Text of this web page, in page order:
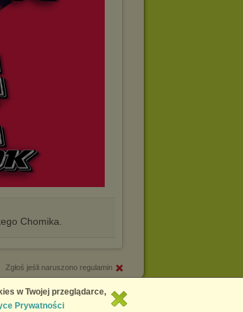
Chomika.
Zgłoś jeśli naruszono regulamin
Copyright © 2026 Chomikuj.pl
w Twojej przeglądarce,
Prywatności